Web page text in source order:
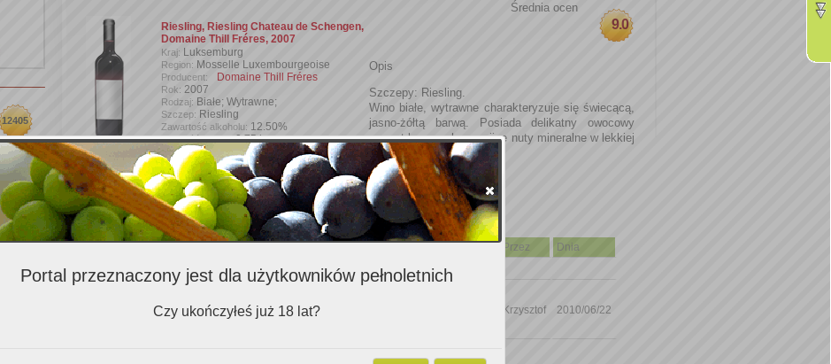
12405
Riesling, Riesling Chateau de Schengen,
Domaine Thill Fréres, 2007
Kraj: Luksemburg
Region: Mosselle Luxembourgeoise
Producent: Domaine Thill Fréres
Rok: 2007
Rodzaj: Białe; Wytrawne;
Szczep: Riesling
Zawartość alkoholu: 12.50%
Wielkość butelki:0,75 l
Wprowadzone przez:
Krzysztof
Dodaj zdjęcie
Średnia ocen
9.0
Opis
Szczepy: Riesling.
Wino białe, wytrawne charakteryzuje się świecącą,
jasno-żółtą barwą. Posiada delikatny owocowy
aromat łączący harmonijne nuty mineralne w lekkiej
tonacji cytrynowej.
Oceny opisowe
Przez Dnia
wspaniale spasowało się ze szparagami a sosem holenderskim. W smaku
owoce południowe, gruszka i dobrze wyczuwalna kwasowość. Trochę
Krzysztof 2010/06/22
Portal przeznaczony jest dla użytkowników pełnoletnich
Czy ukończyłeś już 18 lat?